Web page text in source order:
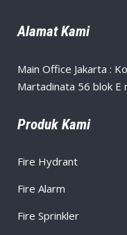
Alamat Kami
Main Office Jakarta :
Martadinata 56 blok E
Produk Kami
Fire Hydrant
Fire Alarm
Fire Sprinkler